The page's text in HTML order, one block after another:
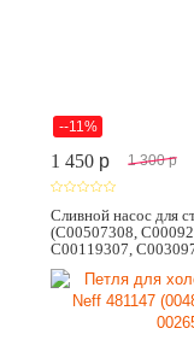
--11%
1 450 p 1 300 p
Сливной насос для
(C00507308,
C00119307,